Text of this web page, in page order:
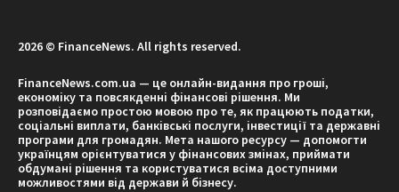
2026 © FinanceNews. All rights reserved.
FinanceNews.com.ua — це онлайн-видання про гроші,
економіку та повсякденні фінансові рішення. Ми
розповідаємо простою мовою про те, як працюють податки,
соціальні виплати, банківські послуги, інвестиції та державні
програми для громадян. Мета нашого ресурсу — допомогти
українцям орієнтуватися у фінансових змінах, приймати
обдумані рішення та користуватися всіма доступними
можливостями від держави й бізнесу.